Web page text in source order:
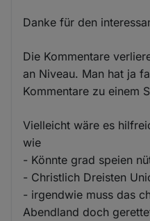
Danke für den
Die Kommentare
an Niveau. Man hat ja
Kommentare zu einem
Vielleicht wäre es
wie
- Könnte grad speien
- Christlich Dreisten
- irgendwie muss das
Abendland doch